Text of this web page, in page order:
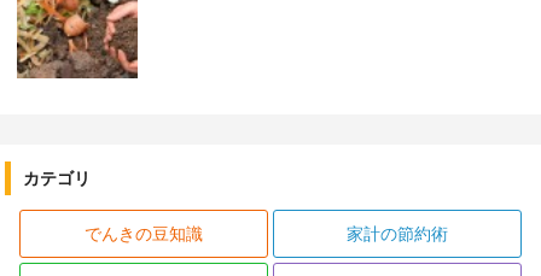
カテゴリ
でんきの豆知識 家計の節約術